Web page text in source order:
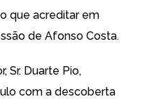
que acreditar em
de Afonso Costa.
Sr. Duarte Pio,
com a descoberta